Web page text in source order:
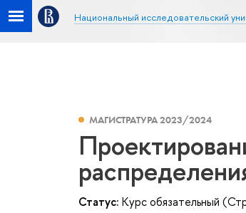
Национальный исследовательский
МАГИСТРАТУРА 2023/2024
Статус: Курс обязательный